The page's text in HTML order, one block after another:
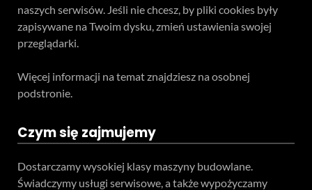
naszych serwisów. Jeśli nie chcesz, by pliki cookies były
zapisywane na Twoim dysku, zmień ustawienia swojej
przeglądarki.
Więcej informacji na temat znajdziesz na osobnej
podstronie.
Czym się zajmujemy
Dostarczamy wysokiej klasy maszyny budowlane.
Świadczymy usługi serwisowe, a także wypożyczamy